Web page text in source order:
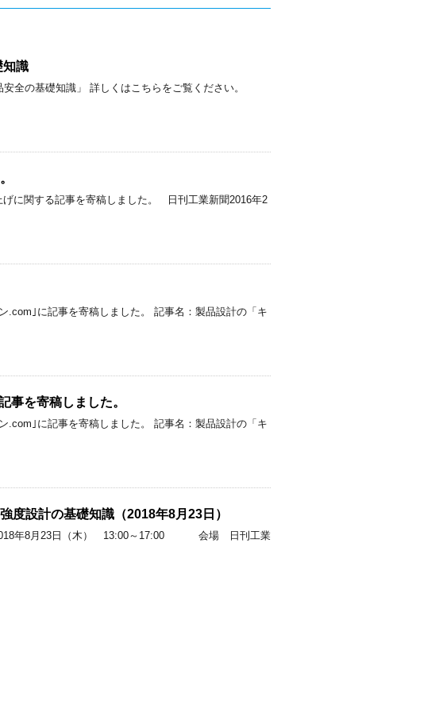
知識
安全の基礎知識」 詳しくはこちらをご覧ください。
に関する記事を寄稿しました。 日刊工業新聞2016年2
.com｣に記事を寄稿しました。 記事名：製品設計の「キ
事を寄稿しました。
.com｣に記事を寄稿しました。 記事名：製品設計の「キ
度設計の基礎知識（2018年8月23日）
8月23日（木） 13:00～17:00 会場 日刊工業